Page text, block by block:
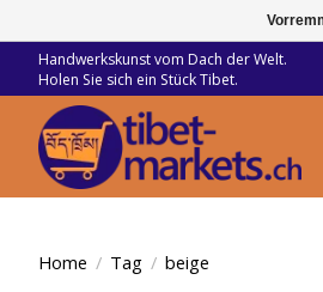
Handwerkskunst vom Dach der Welt.
Holen Sie sich ein Stück Tibet.
Home / Tag / beige